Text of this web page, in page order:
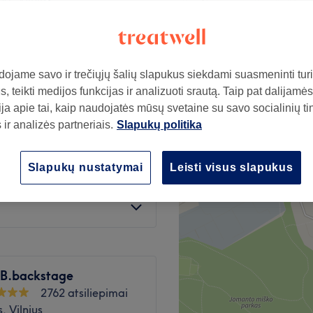
nuo 34€
sutaupykite iki 15%
nuo 55,25€
nuo 42,50€
2762 atsiliepimai
Vilnius
savo ir trečiųjų šalių slapukus siekdami suasmeninti
teikti medijos funkcijas ir analizuoti srautą. Taip pat dalijamės
apie tai, kaip naudojatės mūsų svetaine su savo socialinių
ir analizės partneriais. Slapukų politika
Leisti visus slapukus
Slapukų nustatymai